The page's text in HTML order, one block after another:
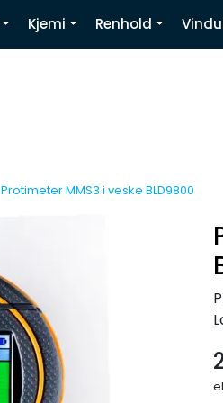
Youtube
Kjemi Renhold
Protimeter MMS3 i veske BLD9800